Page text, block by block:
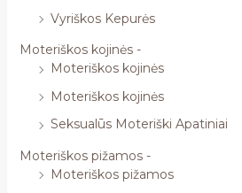
Vyriškos Kepurės
Moteriškos kojinės -
Moteriškos kojinės
Moteriškos kojinės
Seksualūs Moteriški Apatiniai
Moteriškos pižamos -
Moteriškos pižamos